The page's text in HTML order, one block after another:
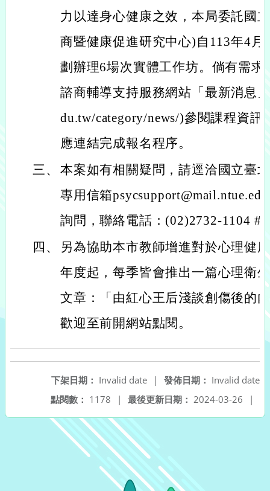
力以達身心健康之效，本局委託國
商暨健康促進研究中心)自113年4月
劃辦理6場次實體工作坊。倘有需
諮商輔導支持服務網站「最新消息
du.tw/category/news/)參閱課程資
應連結完成報名程序。
三、 本案如有相關疑問，請逕洽國立臺
專用信箱
詢問，聯絡電話：(02)2732-1104
四、
另為協助本市教師增進對於心理健
年度起，每季皆會推出一篇心理衛
文章：「由紅心王后淺談創傷後的
歡迎至前開網站點閱。
發佈日期： Invalid date
下架日期： Invalid date
|
最後更新日期： 2024-03-26 |
點閱數： 1178 |